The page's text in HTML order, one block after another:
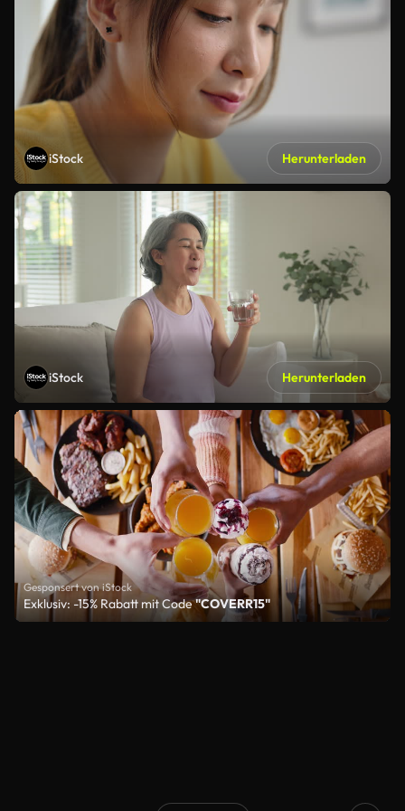
iStock Herunterladen
iStock Herunterladen
Gesponsert von iStock
Exklusiv: -15% Rabatt mit Code"COVERR15"